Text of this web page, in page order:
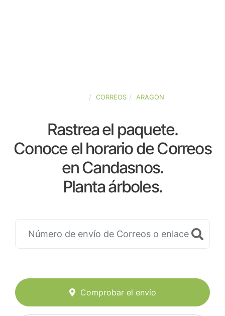
CORREOS ARAGON
Rastrea el paquete.
Conoce el horario de Correos
en Candasnos.
Planta árboles.
Comprobar el envío